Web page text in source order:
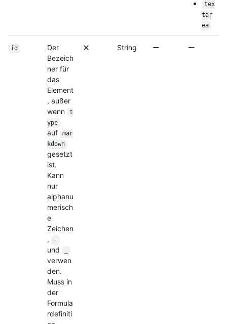
tex
tar
ea
id
Der
Bezeich
ner für
das
Element
, außer
wenn
t
ype
auf
mar
kdown
gesetzt
ist.
Kann
nur
alphanu
merisch
e
Zeichen
,
-
und
verwen
den.
Muss in
der
Formula
rdefiniti
String